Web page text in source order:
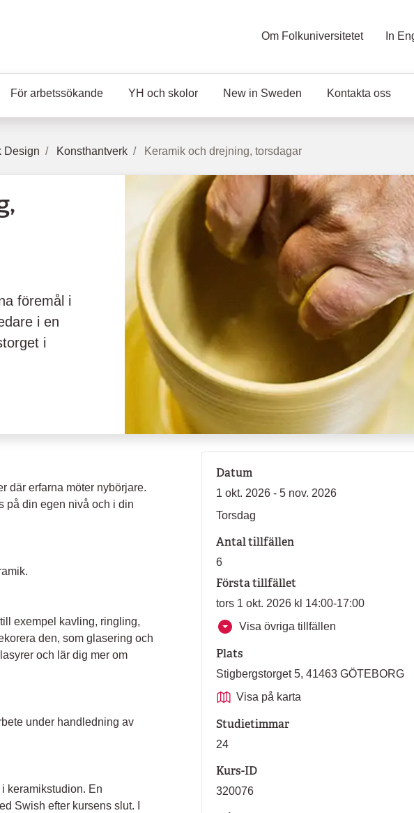
Om Folkuniversitetet In
För arbetssökande YH och skolor New in Sweden Kontakta oss
Design Konsthantverk Keramik och drejning, torsdagar
föremål i
i en
i
där erfarna möter nybörjare.
på din egen nivå och i din
exempel kavling, ringling,
den, som glasering och
och lär dig mer om
under handledning av
keramikstudion. En
Swish efter kursens slut. I
Datum
1 okt. 2026 - 5 nov. 2026
Torsdag
Antal tillfällen
6
Första tillfället
tors 1 okt. 2026 kl 14:00-17:00
Visa övriga tillfällen
Plats
Stigbergstorget 5, 41463 GÖTEBORG
Visa på karta
Studietimmar
24
Kurs-ID
320076